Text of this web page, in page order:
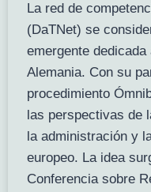
La red de
(DaTNet) se
emergente
Alemania. Con su
procedimiento
las perspectivas de
la administración y
europeo. La idea
Conferencia sobre